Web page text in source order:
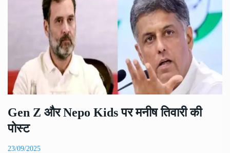
Gen Z और Nepo Kids पर मनीष तिवारी की
पोस्ट
23/09/2025